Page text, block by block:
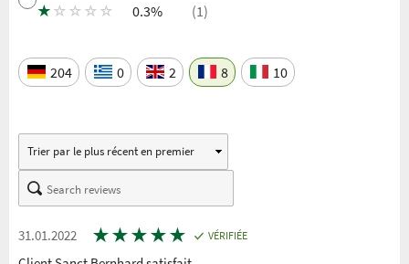
★ ☆ ☆ ☆ ☆ 0.3% (1)
204 0 2 8 10
31.01.2022 ★★★★★ VÉRIFIÉE